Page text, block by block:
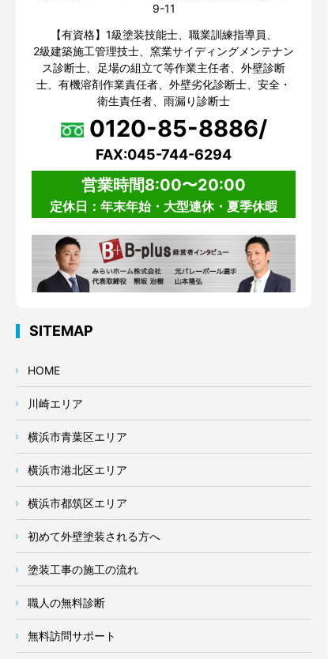
9-11
【有資格】1級塗装技能士、職業訓練指導員、
2級建築施工管理技士、窯業サイディングメンテナン
ス診断士、足場の組立て等作業主任者、外壁診断
士、有機溶剤作業責任者、外壁劣化診断士、安全・
衛生責任者、雨漏り診断士
0120-85-8886/
FAX:045-744-6294
営業時間8:00〜20:00
定休日：年末年始・大型連休・夏季休暇
SITEMAP
HOME
川崎エリア
横浜市青葉区エリア
横浜市港北区エリア
横浜市都筑区エリア
初めて外壁塗装される方へ
塗装工事の施工の流れ
職人の無料診断
無料訪問サポート